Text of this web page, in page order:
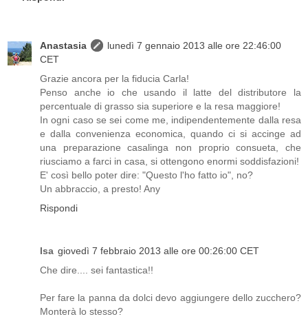
Anastasia
lunedì 7 gennaio 2013 alle ore 22:46:00
CET
Grazie ancora per la fiducia Carla!
Penso anche io che usando il latte del distributore la
percentuale di grasso sia superiore e la resa maggiore!
In ogni caso se sei come me, indipendentemente dalla resa
e dalla convenienza economica, quando ci si accinge ad
una preparazione casalinga non proprio consueta, che
riusciamo a farci in casa, si ottengono enormi soddisfazioni!
E' così bello poter dire: "Questo l'ho fatto io", no?
Un abbraccio, a presto! Any
Rispondi
Isa giovedì 7 febbraio 2013 alle ore 00:26:00 CET
Che dire.... sei fantastica!!
Per fare la panna da dolci devo aggiungere dello zucchero?
Monterà lo stesso?